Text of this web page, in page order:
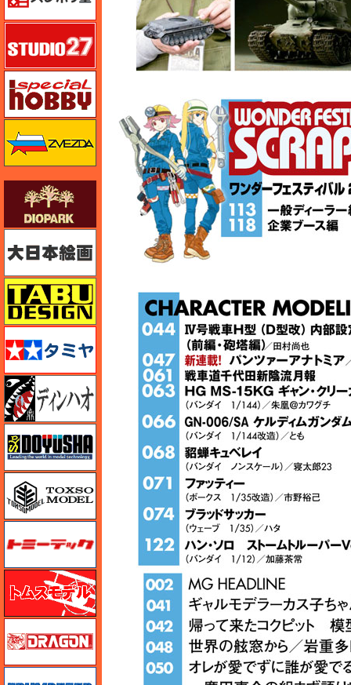
スタジオ27・タブデザイン
ズベズダ（Zvezda）
ダイオパーク（diopark）
ディン・ハオ
トキソモデル（toxso_model）
トムスモデル
トランペッター